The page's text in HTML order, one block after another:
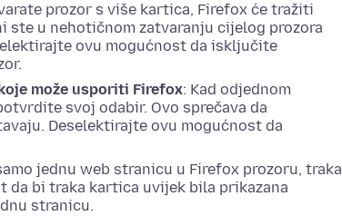
prozor s više kartica, Firefox će tražiti
ste u nehotičnom zatvaranju cijelog prozora
ovu mogućnost da isključite
može usporiti Firefox: Kad odjednom
svoj odabir. Ovo sprečava da
Deselektirajte ovu mogućnost da
jednu web stranicu u Firefox prozoru, traka
da bi traka kartica uvijek bila prikazana
stranicu.